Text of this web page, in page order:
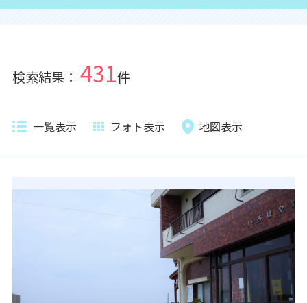
検索結果： 431件
一覧表示 フォト表示 地図表示